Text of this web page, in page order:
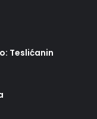
Teslićanin